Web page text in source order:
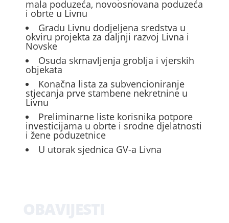
mala poduzeća, novoosnovana poduzeća
i obrte u Livnu
Gradu Livnu dodjeljena sredstva u
okviru projekta za daljnji razvoj Livna i
Novske
Osuda skrnavljenja groblja i vjerskih
objekata
Konačna lista za subvencioniranje
stjecanja prve stambene nekretnine u
Livnu
Preliminarne liste korisnika potpore
investicijama u obrte i srodne djelatnosti
i žene poduzetnice
U utorak sjednica GV-a Livna